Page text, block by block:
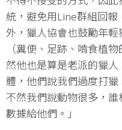
統，避免用Line群組回
外，獵人協會也鼓勵年
（糞便、足跡、啃食植
然他也是算是老派的獵
體，他們說我們過度打
不然我們說動物很多，
數據給他們。」